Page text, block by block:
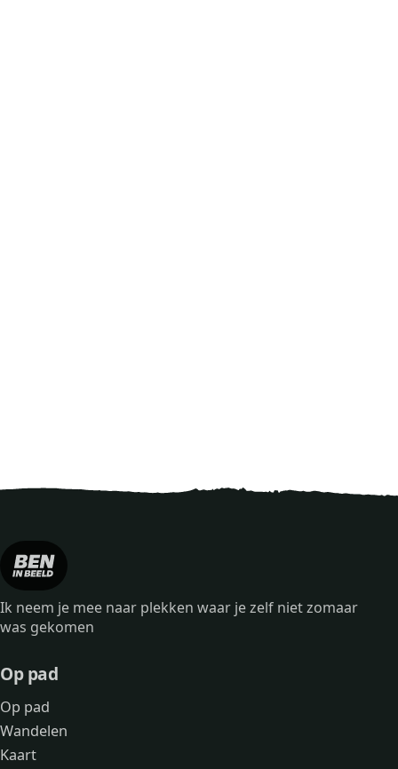
Ik neem je mee naar plekken waar je zelf niet zomaar
was gekomen
Op pad
Op pad
Wandelen
Kaart